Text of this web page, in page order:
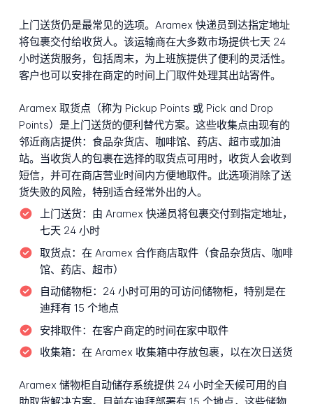
上门送货仍是最常见的选项。Aramex 快递员到达指定地址
将包裹交付给收货人。该运输商在大多数市场提供七天 24
小时送货服务，包括周末，为上班族提供了便利的灵活性。
客户也可以安排在商定的时间上门取件处理其出站寄件。
Aramex 取货点（称为 Pickup Points 或 Pick and Drop
Points）是上门送货的便利替代方案。这些收集点由现有的
邻近商店提供：食品杂货店、咖啡馆、药店、超市或加油
站。当收货人的包裹在选择的取货点可用时，收货人会收到
短信，并可在商店营业时间内方便地取件。此选项消除了送
货失败的风险，特别适合经常外出的人。
上门送货： 由 Aramex 快递员将包裹交付到指定地址，
七天 24 小时
取货点： 在 Aramex 合作商店取件（食品杂货店、咖啡
馆、药店、超市）
自动储物柜： 24 小时可用的可访问储物柜，特别是在
迪拜有 15 个地点
安排取件： 在客户商定的时间在家中取件
收集箱： 在 Aramex 收集箱中存放包裹，以在次日送货
Aramex 储物柜自动储存系统提供 24 小时全天候可用的自